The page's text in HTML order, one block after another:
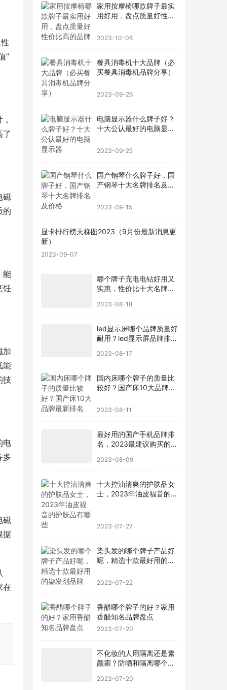
”
了
磁
的
能
饪
加
能
技
电
多
磁
据
在
家用按摩椅哪款牌子最实
用好用，盘点质量好性价
2023-10-08
餐具消毒机十大品牌（必
买餐具消毒机品牌分享）
2023-09-26
电脑显示器什么牌子好？
十大公认最好的电脑显示
2023-09-25
国产钢琴什么牌子好，国
产钢琴十大名牌排名及价
2023-09-15
显卡排行榜天梯图2023（9月份最新消息更
新）
2023-09-07
哪个牌子充电电钻好用又
实惠，性价比十大名牌充
2023-08-18
led显示屏哪个品牌质量好
耐用？led显示屏品牌排行
2023-08-17
国内床哪个牌子的质量比
较好？国产床10大品牌最
2023-08-11
最好用的国产手机品牌排
名，2023最建议购买的5
2023-08-09
十大控油清爽的护肤品女
士，2023年油皮福音的护
2023-07-27
染头发的哪个牌子产品好
呢，精选十款最好用的染
2023-07-22
香醋哪个牌子的好？家用
香醋知名品牌盘点
2023-07-20
不化妆的人用隔离还是素
颜霜？防晒和隔离哪个先
2023-07-20